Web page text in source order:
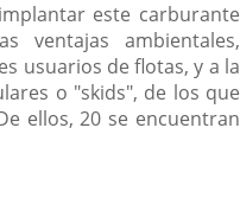
este carburante
ventajas ambientales,
usuarios de flotas, y a la
o "skids", de los que
ellos, 20 se encuentran